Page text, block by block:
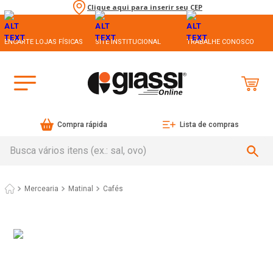
Clique aqui para inserir seu CEP
ENCARTE LOJAS FÍSICAS SITE INSTITUCIONAL TRABALHE CONOSCO
Compra rápida Lista de compras
Mercearia Matinal Cafés